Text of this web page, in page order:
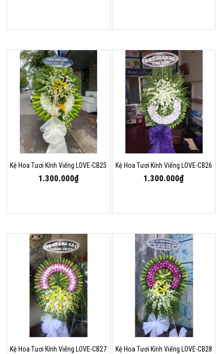
Kệ Hoa Tươi Kính Viếng LOVE-CB25
1.300.000₫
Kệ Hoa Tươi Kính Viếng LOVE-CB26
1.300.000₫
Kệ Hoa Tươi Kính Viếng LOVE-CB27 Kệ Hoa Tươi Kính Viếng LOVE-CB28